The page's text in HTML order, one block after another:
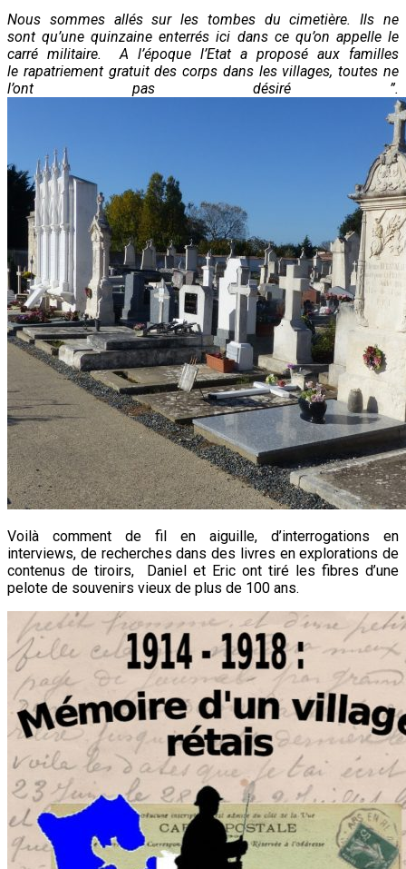
Nous sommes allés sur les tombes du cimetière. Ils ne
sont qu’une quinzaine enterrés ici dans ce qu’on appelle le
carré militaire. A l’époque l’Etat a proposé aux familles
le rapatriement gratuit des corps dans les villages, toutes ne
l’ont pas désiré ”.
Voilà comment de fil en aiguille, d’interrogations en
interviews, de recherches dans des livres en explorations de
contenus de tiroirs, Daniel et Eric ont tiré les fibres d’une
pelote de souvenirs vieux de plus de 100 ans.